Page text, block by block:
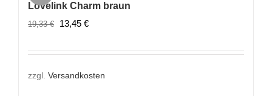
Lovelink Charm braun
19,33€
Ursprünglicher
war:
19,33 €
13,45 €Aktueller
ist:
13,45 €.
zzgl. Versandkosten